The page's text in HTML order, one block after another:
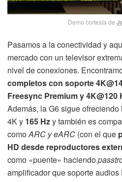
Demo cortesía de
Pasamos a la conectividad y
mercado con un televisor
nivel de conexiones.
completos con soporte
Freesync Premium y
Además, la G6 sigue
4K y 165 Hzy también es
comoARC yeARC (con el que
HD desde reproductores
como «puente» haciendo
amplificador que soporte audios